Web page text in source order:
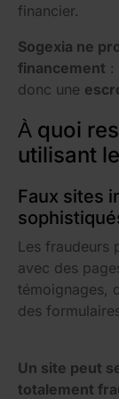
financier.
Sogexia ne
financement :
donc une
À quoi
utilisant
Faux sites
Les fraudeurs
avec des
témoignages,
des
Un site peut
totalement